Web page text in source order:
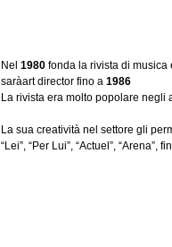
Nel 1980 fonda la rivista di musica
saràart director fino a 1986
La rivista era molto popolare negli
La sua creatività nel settore gli
“Lei”, “Per Lui”, “Actuel”,